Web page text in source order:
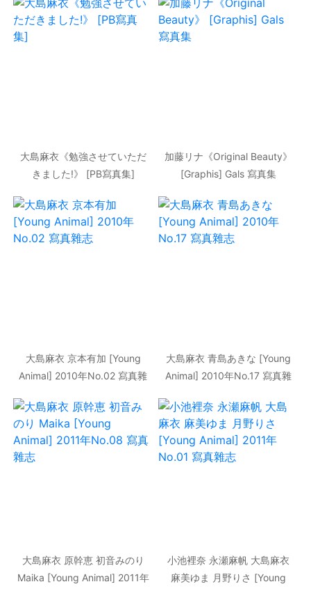
大島麻衣《勉強させていただ
きました!》 [PB寫真集]
加藤リナ《Original Beauty》
[Graphis] Gals 寫真集
大島麻衣 京本有加 [Young
Animal] 2010年No.02 寫真雜
大島麻衣 青島あきな [Young
Animal] 2010年No.17 寫真雜
大島麻衣 原幹恵 初音みのり
Maika [Young Animal] 2011年
小池裡奈 永瀬麻帆 大島麻衣
麻美ゆま 月野りさ [Young